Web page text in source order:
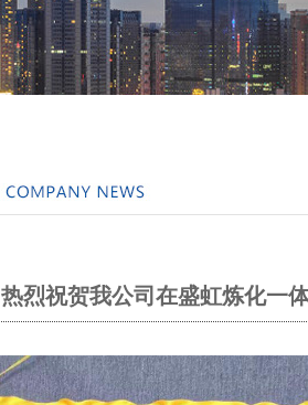
热烈祝贺我公司在盛虹炼化一